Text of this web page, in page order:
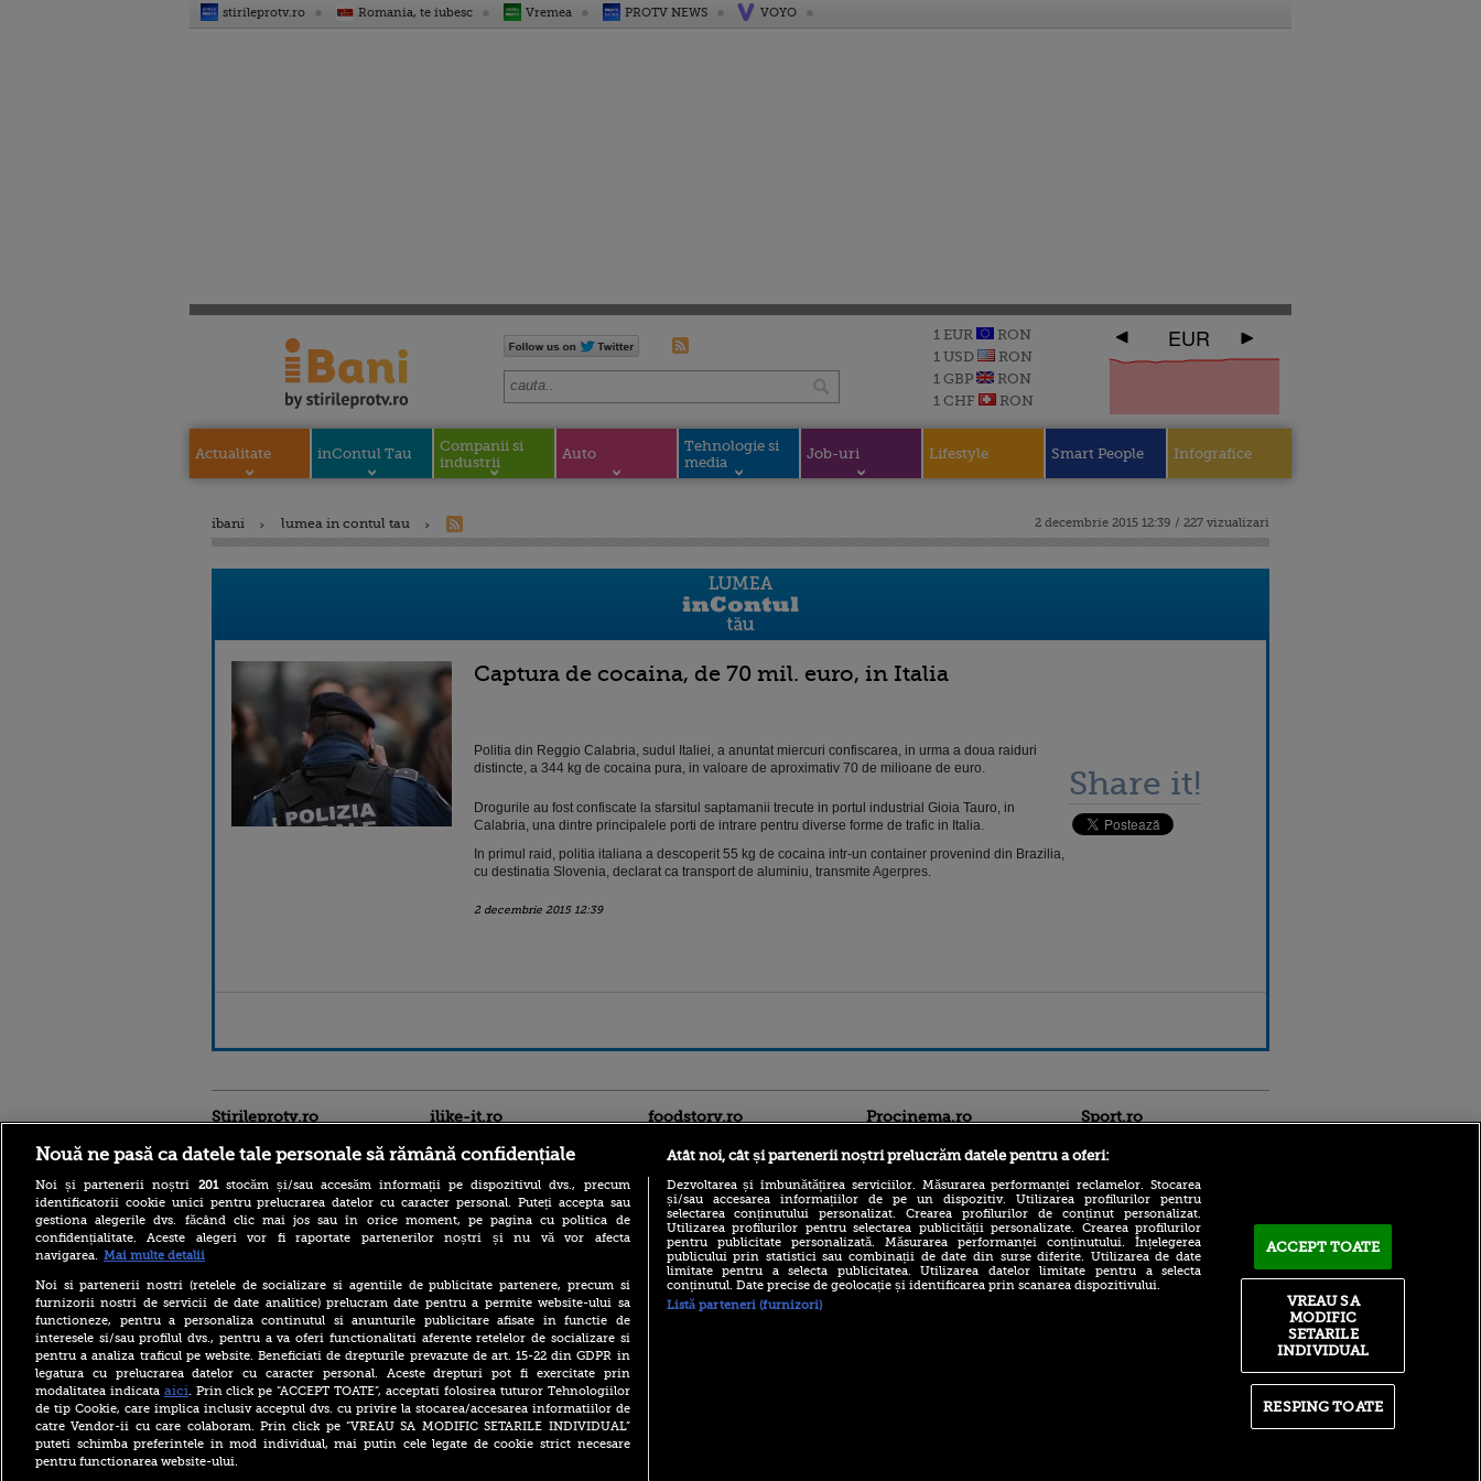
stirileprotv.ro Romania, te iubesc Vremea PROTV NEWS VOYO
1 EUR
RON
1 USD
RON
1 GBP
RON
1 CHF
RON
EUR
Actualitate inContul Tau
Companii si
industrii
Auto
Tehnologie si
media
Job-uri Lifestyle Smart People Infografice
ibani lumea in contul tau 2 decembrie 2015 12:39 / 227 vizualizari
Captura de cocaina, de 70 mil. euro, in Italia
Politia din Reggio Calabria, sudul Italiei, a anuntat miercuri confiscarea, in urma a doua raiduri
distincte, a 344 kg de cocaina pura, in valoare de aproximativ 70 de milioane de euro.
Drogurile au fost confiscate la sfarsitul saptamanii trecute in portul industrial Gioia Tauro, in
Calabria, una dintre principalele porti de intrare pentru diverse forme de trafic in Italia.
In primul raid, politia italiana a descoperit 55 kg de cocaina intr-un container provenind din Brazilia,
cu destinatia Slovenia, declarat ca transport de aluminiu, transmite Agerpres.
2 decembrie 2015 12:39
Share it!
Stirileprotv.ro
pașapoarte din lume în
2026. Pe ce loc se află
România și câte destinații
pot vizita românii fără viză
Ce l-a nemulțumit pe
Zelenski la Belgrad, în
prima sa vizită oficială în
Serbia: „Ucraina nu are timp
pentru scepticism”
Măsura luată de poliția din
Leipzig după incidentul cu
ilike-it.ro foodstory.ro
(P) Descoperă Lumea
Evenimentelor din România
cu Transilvania Events!
Procinema.ro
Nikolaj Coster-Waldau din
Sport.ro
Gata, fiul lui Maldini a trecut
vizita medicală și semnează
Nouă ne pasă ca datele tale personale să rămână confidențiale
Noi și partenerii noștri 201stocăm și/sau accesăm informații pe dispozitivul dvs., precum
identificatorii cookie unici pentru prelucrarea datelor cu caracter personal. Puteți accepta sau
gestiona alegerile dvs. făcând clic mai jos sau în orice moment, pe pagina cu politica de
confidențialitate. Aceste alegeri vor fi raportate partenerilor noștri și nu vă vor afecta
navigarea. Mai multe detalii
Noi si partenerii nostri (retelele de socializare si agentiile de publicitate partenere, precum si
furnizorii nostri de servicii de date analitice) prelucram date pentru a permite website-ului sa
functioneze, pentru a personaliza continutul si anunturile publicitare afisate in functie de
interesele si/sau profilul dvs., pentru a va oferi functionalitati aferente retelelor de socializare si
pentru a analiza traficul pe website. Beneficiati de drepturile prevazute de art. 15-22 din GDPR in
legatura cu prelucrarea datelor cu caracter personal. Aceste drepturi pot fi exercitate prin
modalitatea indicata aici. Prin click pe “ACCEPT TOATE”, acceptati folosirea tuturor Tehnologiilor
de tip Cookie, care implica inclusiv acceptul dvs. cu privire la stocarea/accesarea informatiilor de
catre Vendor-ii cu care colaboram. Prin click pe “VREAU SA MODIFIC SETARILE INDIVIDUAL”
puteti schimba preferintele in mod individual, mai putin cele legate de cookie strict necesare
pentru functionarea website-ului.
Atât noi, cât și partenerii noștri prelucrăm datele pentru a oferi:
Dezvoltarea și îmbunătățirea serviciilor. Măsurarea performanței reclamelor. Stocarea
și/sau accesarea informațiilor de pe un dispozitiv. Utilizarea profilurilor pentru
selectarea conținutului personalizat. Crearea profilurilor de conținut personalizat.
Utilizarea profilurilor pentru selectarea publicității personalizate. Crearea profilurilor
pentru publicitate personalizată. Măsurarea performanței conținutului. Înțelegerea
publicului prin statistici sau combinații de date din surse diferite. Utilizarea de date
limitate pentru a selecta publicitatea. Utilizarea datelor limitate pentru a selecta
conținutul. Date precise de geolocație și identificarea prin scanarea dispozitivului.
Listă parteneri (furnizori)
ACCEPT TOATE
RESPING TOATE
VREAU SA
MODIFIC
SETARILE
INDIVIDUAL